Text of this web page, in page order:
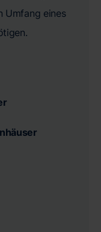
Umfang eines